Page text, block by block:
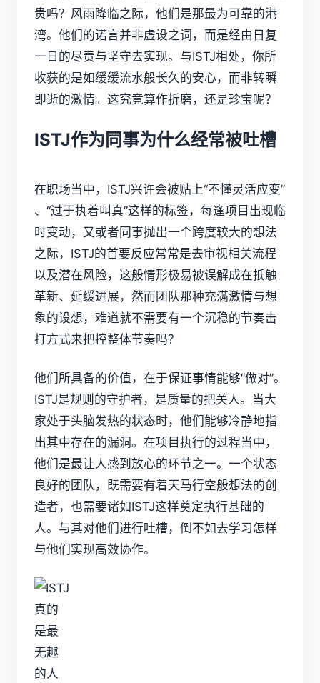
贵吗？风雨降临之际，他们是那最为可靠的港
湾。他们的诺言并非虚设之词，而是经由日复
一日的尽责与坚守去实现。与ISTJ相处，你所
收获的是如缓缓流水般长久的安心，而非转瞬
即逝的激情。这究竟算作折磨，还是珍宝呢？
ISTJ作为同事为什么经常被吐槽
在职场当中，ISTJ兴许会被贴上“不懂灵活应变”
、“过于执着叫真”这样的标签，每逢项目出现临
时变动，又或者同事抛出一个跨度较大的想法
之际，ISTJ的首要反应常常是去审视相关流程
以及潜在风险，这般情形极易被误解成在抵触
革新、延缓进展，然而团队那种充满激情与想
象的设想，难道就不需要有一个沉稳的节奏击
打方式来把控整体节奏吗？
他们所具备的价值，在于保证事情能够“做对”。
ISTJ是规则的守护者，是质量的把关人。当大
家处于头脑发热的状态时，他们能够冷静地指
出其中存在的漏洞。在项目执行的过程当中，
他们是最让人感到放心的环节之一。一个状态
良好的团队，既需要有着天马行空般想法的创
造者，也需要诸如ISTJ这样奠定执行基础的
人。与其对他们进行吐槽，倒不如去学习怎样
与他们实现高效协作。